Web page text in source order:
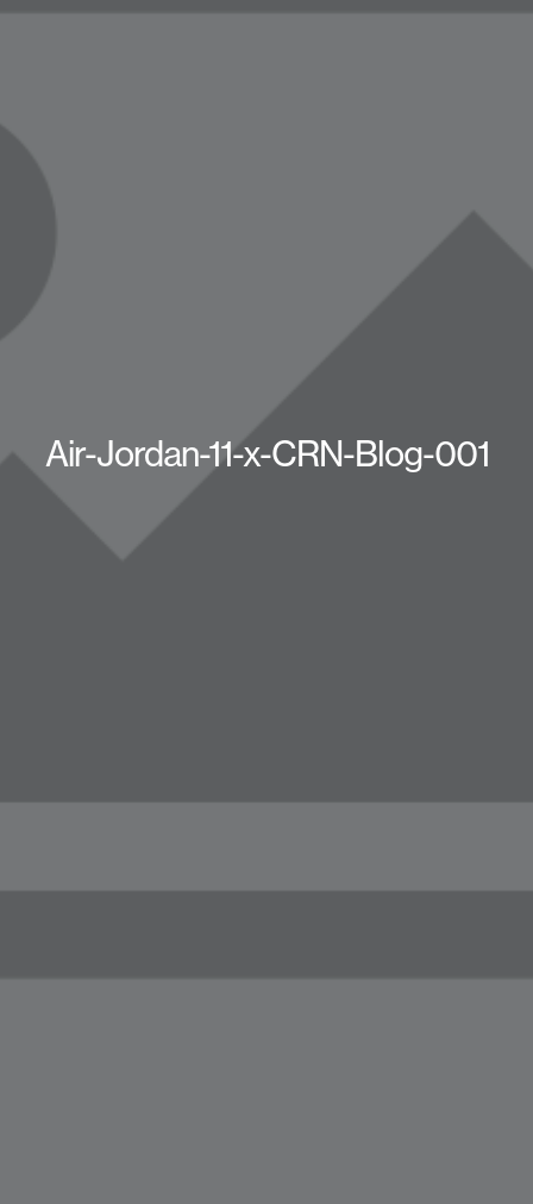
Air-Jordan-11-x-CRN-Blog-001